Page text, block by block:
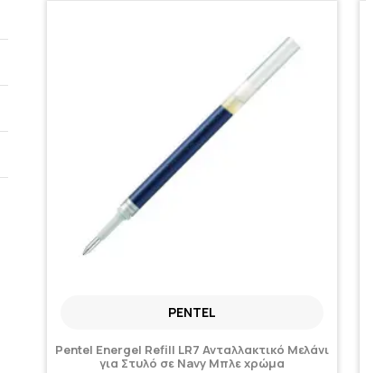
PENTEL
Pentel Energel Refill LR7 Ανταλλακτικό Μελάνι
για Στυλό σε Navy Μπλε χρώμα